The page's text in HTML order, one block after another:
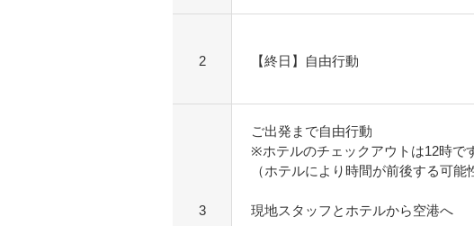
2 【終日】自由行動
3
ご出発まで自由行動
※ホテルのチェックアウトは12時で
（ホテルにより時間が前後する可能
現地スタッフとホテルから空港へ